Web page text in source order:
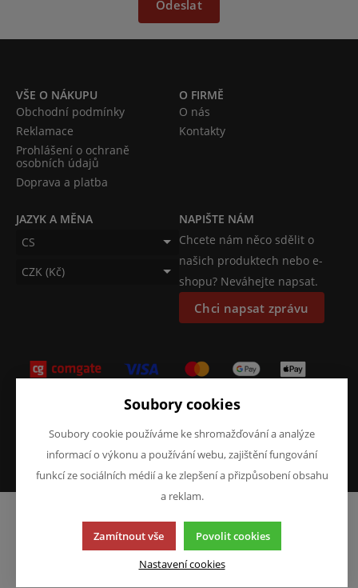
Odeslat
VŠE O NÁKUPU
Obchodní podmínky
Reklamace
Prohlášení o ochraně
osobních údajů
Doprava a platba
O FIRMĚ
O nás
Kontakty
JAZYK A MĚNA
CS
CZK (Kč)
NAPIŠTE NÁM
Chcete nám něco sdělit o
našich produktech nebo e-
shopu? Neváhejte napsat.
Chci napsat zprávu
Tato stránka používá soubory cookies. Klikněte pro více
informací.
© 2013-2026 ATKM s.r.o.
K2 e-shop - První e-shop, který uřídí celou vaši firmu.
Soubory cookies
Soubory cookie používáme ke shromažďování a analýze
informací o výkonu a používání webu, zajištění fungování
funkcí ze sociálních médií a ke zlepšení a přizpůsobení obsahu
a reklam.
Zamítnout vše Povolit cookies
Nastavení cookies